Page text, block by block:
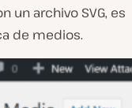
un archivo SVG, es
de medios.